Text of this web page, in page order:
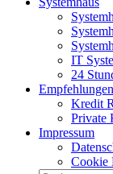
IT
24
Empfehlungen
Kredit
Private
Impressum
Cookie